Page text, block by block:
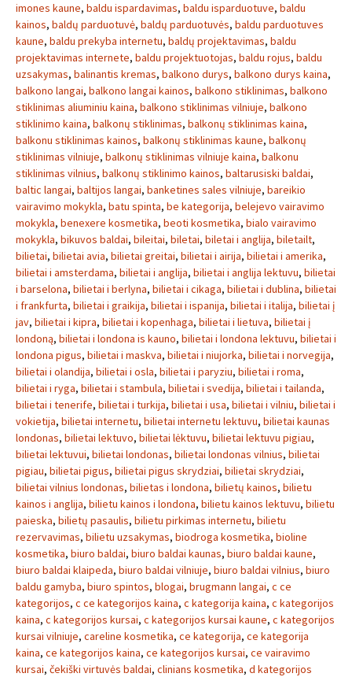
imones kaune, baldu ispardavimas, baldu isparduotuve, baldu
kainos, baldų parduotuvė, baldų parduotuvės, baldu parduotuves
kaune, baldu prekyba internetu, baldų projektavimas, baldu
projektavimas internete, baldu projektuotojas, baldu rojus, baldu
uzsakymas, balinantis kremas, balkono durys, balkono durys kaina,
balkono langai, balkono langai kainos, balkono stiklinimas, balkono
stiklinimas aliuminiu kaina, balkono stiklinimas vilniuje, balkono
stiklinimo kaina, balkonų stiklinimas, balkonų stiklinimas kaina,
balkonu stiklinimas kainos, balkonų stiklinimas kaune, balkonų
stiklinimas vilniuje, balkonų stiklinimas vilniuje kaina, balkonu
stiklinimas vilnius, balkonų stiklinimo kainos, baltarusiski baldai,
baltic langai, baltijos langai, banketines sales vilniuje, bareikio
vairavimo mokykla, batu spinta, be kategorija, belejevo vairavimo
mokykla, benexere kosmetika, beoti kosmetika, bialo vairavimo
mokykla, bikuvos baldai, bileitai, biletai, biletai i anglija, biletailt,
bilietai, bilietai avia, bilietai greitai, bilietai i airija, bilietai i amerika,
bilietai i amsterdama, bilietai i anglija, bilietai i anglija lektuvu, bilietai
i barselona, bilietai i berlyna, bilietai i cikaga, bilietai i dublina, bilietai
i frankfurta, bilietai i graikija, bilietai i ispanija, bilietai i italija, bilietai į
jav, bilietai i kipra, bilietai i kopenhaga, bilietai i lietuva, bilietai į
londoną, bilietai i londona is kauno, bilietai i londona lektuvu, bilietai i
londona pigus, bilietai i maskva, bilietai i niujorka, bilietai i norvegija,
bilietai i olandija, bilietai i osla, bilietai i paryziu, bilietai i roma,
bilietai i ryga, bilietai i stambula, bilietai i svedija, bilietai i tailanda,
bilietai i tenerife, bilietai i turkija, bilietai i usa, bilietai i vilniu, bilietai i
vokietija, bilietai internetu, bilietai internetu lektuvu, bilietai kaunas
londonas, bilietai lektuvo, bilietai lėktuvu, bilietai lektuvu pigiau,
bilietai lektuvui, bilietai londonas, bilietai londonas vilnius, bilietai
pigiau, bilietai pigus, bilietai pigus skrydziai, bilietai skrydziai,
bilietai vilnius londonas, bilietas i londona, bilietų kainos, bilietu
kainos i anglija, bilietu kainos i londona, bilietu kainos lektuvu, bilietu
paieska, bilietų pasaulis, bilietu pirkimas internetu, bilietu
rezervavimas, bilietu uzsakymas, biodroga kosmetika, bioline
kosmetika, biuro baldai, biuro baldai kaunas, biuro baldai kaune,
biuro baldai klaipeda, biuro baldai vilniuje, biuro baldai vilnius, biuro
baldu gamyba, biuro spintos, blogai, brugmann langai, c ce
kategorijos, c ce kategorijos kaina, c kategorija kaina, c kategorijos
kaina, c kategorijos kursai, c kategorijos kursai kaune, c kategorijos
kursai vilniuje, careline kosmetika, ce kategorija, ce kategorija
kaina, ce kategorijos kaina, ce kategorijos kursai, ce vairavimo
kursai, čekiški virtuvės baldai, clinians kosmetika, d kategorijos